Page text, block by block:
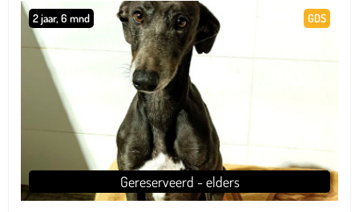
GDS
2 jaar, 6 mnd
Gereserveerd - elders